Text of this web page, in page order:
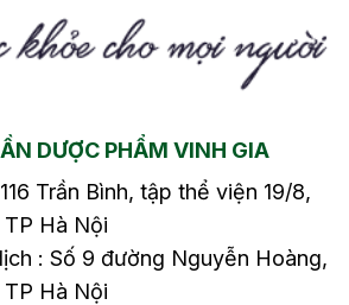
bị
cung tái tạo có nguy
hiểm không?6. Khi bị
DƯỢC PHẨM VINH GIA
Trần Bình, tập thể viện 19/8,
Hà Nội
: Số 9 đường Nguyễn Hoàng,
Hà Nội